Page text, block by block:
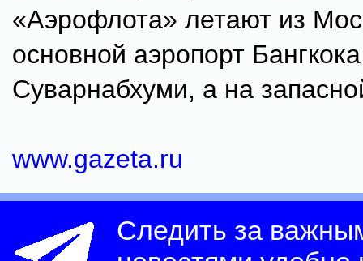
«Аэрофлота» летают из
основной аэропорт Бангкока
Суварнабхуми, а на
www.gazeta.ru
Следить за